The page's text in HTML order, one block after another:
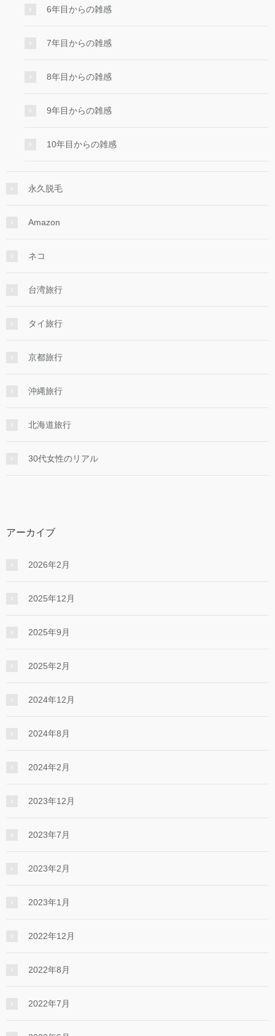
6年目からの雑感
7年目からの雑感
8年目からの雑感
9年目からの雑感
10年目からの雑感
永久脱毛
Amazon
ネコ
台湾旅行
タイ旅行
京都旅行
沖縄旅行
北海道旅行
30代女性のリアル
アーカイブ
2026年2月
2025年12月
2025年9月
2025年2月
2024年12月
2024年8月
2024年2月
2023年12月
2023年7月
2023年2月
2023年1月
2022年12月
2022年8月
2022年7月